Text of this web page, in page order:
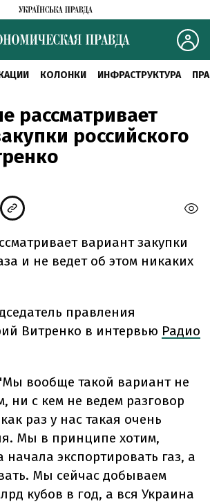
КОЛОНКИ ИНФРАСТРУКТУРА
рассматривает
российского
вариант закупки
и не ведет об этом никаких
правления
Витренко в интервью Радио
вообще такой вариант не
ни с кем не ведем разговор
раз у нас такая очень
Мы в принципе хотим,
экспортировать газ, а
Мы сейчас добываем
кубов в год, а вся Украина